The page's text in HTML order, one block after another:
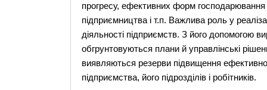
прогресу, ефективних форм господарювання
підприємництва і т.п. Важлива роль у
діяльності підприємств. З його допомогою
обгрунтовуються плани й управлінські
виявляються резерви підвищення
підприємства, його підрозділів і робітників.